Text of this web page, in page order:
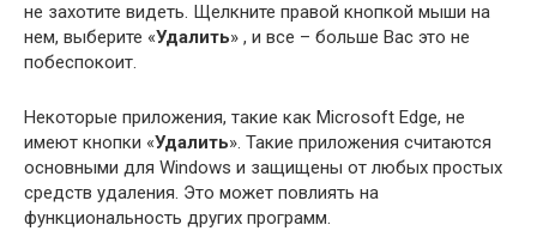
не захотите видеть. Щелкните правой кнопкой мыши на
нем, выберите «Удалить» , и все – больше Вас это не
побеспокоит.
Некоторые приложения, такие как Microsoft Edge, не
имеют кнопки «Удалить». Такие приложения считаются
основными для Windows и защищены от любых простых
средств удаления. Это может повлиять на
функциональность других программ.